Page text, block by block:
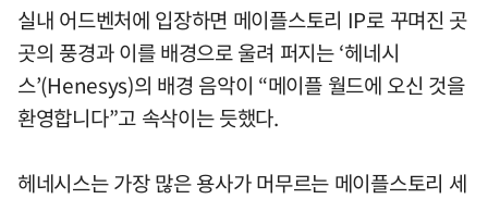
실내 어드벤처에 입장하면 메이플스토리 IP로 꾸며진 곳
곳의 풍경과 이를 배경으로 울려 퍼지는 ‘헤네시
스’(Henesys)의 배경 음악이 “메이플 월드에 오신 것을
환영합니다”고 속삭이는 듯했다.
헤네시스는 가장 많은 용사가 머무르는 메이플스토리 세